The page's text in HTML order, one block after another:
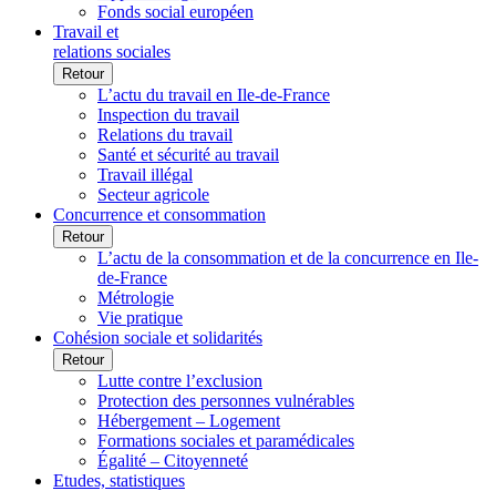
Fonds social européen
Travail et
relations sociales
Retour
L’actu du travail en Ile-de-France
Inspection du travail
Relations du travail
Santé et sécurité au travail
Travail illégal
Secteur agricole
Concurrence et consommation
Retour
L’actu de la consommation et de la concurrence en Ile-
de-France
Métrologie
Vie pratique
Cohésion sociale et solidarités
Retour
Lutte contre l’exclusion
Protection des personnes vulnérables
Hébergement – Logement
Formations sociales et paramédicales
Égalité – Citoyenneté
Etudes, statistiques